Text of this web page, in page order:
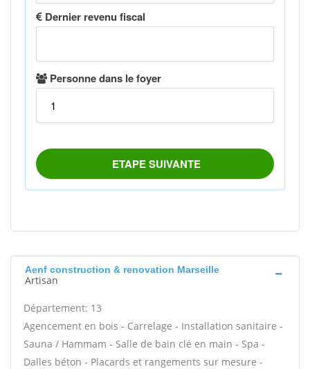
Aenf construction & renovation Marseille
Artisan
Département: 13
Agencement en bois - Carrelage - Installation sanitaire -
Sauna / Hammam - Salle de bain clé en main - Spa -
Dalles béton - Placards et rangements sur mesure -